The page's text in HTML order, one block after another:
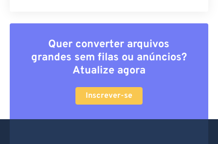
Quer converter arquivos
grandes sem filas ou anúncios?
Atualize agora
Inscrever-se